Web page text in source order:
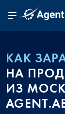
КАК
НА
ИЗ